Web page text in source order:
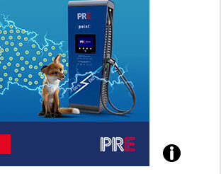
Poznejte